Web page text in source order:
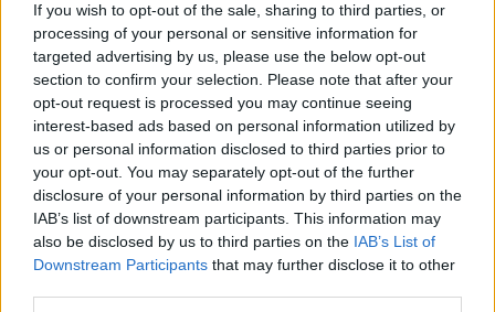
If you wish to opt-out of the sale, sharing to third parties, or
processing of your personal or sensitive information for
targeted advertising by us, please use the below opt-out
section to confirm your selection. Please note that after your
opt-out request is processed you may continue seeing
interest-based ads based on personal information utilized by
us or personal information disclosed to third parties prior to
your opt-out. You may separately opt-out of the further
disclosure of your personal information by third parties on the
IAB’s list of downstream participants. This information may
also be disclosed by us to third parties on the IAB’s List of
Downstream Participants that may further disclose it to other
ULTIME NOTIZIE
Appello del cardinale Reina:
fermare lo sgombero per
salvaguardare la solidarietà
romana
34 minuti fa
Ragazzo colpito da fulmine su
Monte Livata, condizioni
stazionarie: prognosi resta
riservata